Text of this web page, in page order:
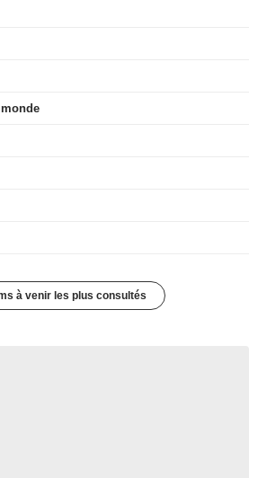
à venir les plus consultés